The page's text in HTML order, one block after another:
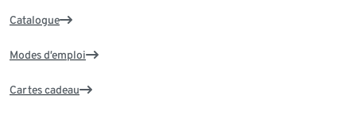
Catalogue
Modes d’emploi
Cartes cadeau